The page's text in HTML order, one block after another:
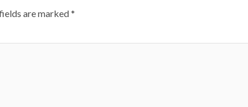
are marked*